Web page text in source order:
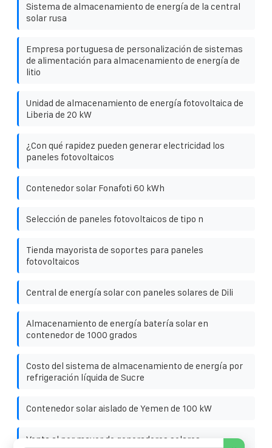
Sistema de almacenamiento de energía de la central
solar rusa
Empresa portuguesa de personalización de sistemas
de alimentación para almacenamiento de energía de
litio
Unidad de almacenamiento de energía fotovoltaica de
Liberia de 20 kW
¿Con qué rapidez pueden generar electricidad los
paneles fotovoltaicos
Contenedor solar Fonafoti 60 kWh
Selección de paneles fotovoltaicos de tipo n
Tienda mayorista de soportes para paneles
fotovoltaicos
Central de energía solar con paneles solares de Dili
Almacenamiento de energía batería solar en
contenedor de 1000 grados
Costo del sistema de almacenamiento de energía por
refrigeración líquida de Sucre
Contenedor solar aislado de Yemen de 100 kW
Venta al por mayor de generadores solares